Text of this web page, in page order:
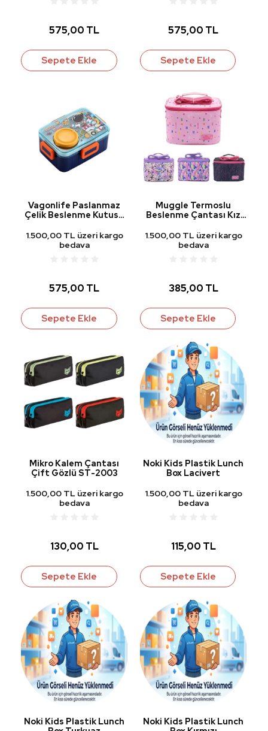
575,00 TL
Sepete Ekle
575,00 TL
Sepete Ekle
Vagonlife Paslanmaz
Çelik Beslenme Kutusu
1.500,00 TL üzeri kargo
bedava
575,00 TL
Sepete Ekle
Muggle Termoslu
Beslenme Çantası Kız
1.500,00 TL üzeri kargo
bedava
385,00 TL
Sepete Ekle
Mikro Kalem Çantası
Çift Gözlü ST-2003
1.500,00 TL üzeri kargo
bedava
130,00 TL
Sepete Ekle
Noki Kids Plastik Lunch
Box Lacivert
1.500,00 TL üzeri kargo
bedava
115,00 TL
Sepete Ekle
Noki Kids Plastik Lunch
Noki Kids Plastik Lunch